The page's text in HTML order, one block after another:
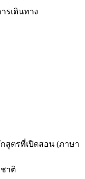
รเดินทาง
สูตรที่เปิดสอน (ภาษา
าติ